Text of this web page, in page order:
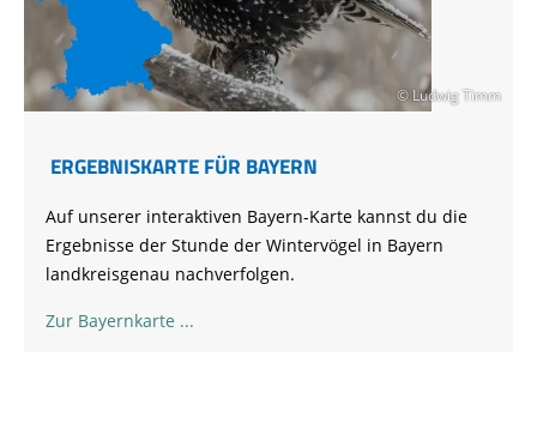
© Ludwig Timm
ERGEBNISKARTE FÜR BAYERN
Auf unserer interaktiven Bayern-Karte kannst du die
Ergebnisse der Stunde der Wintervögel in Bayern
landkreisgenau nachverfolgen.
Zur Bayernkarte